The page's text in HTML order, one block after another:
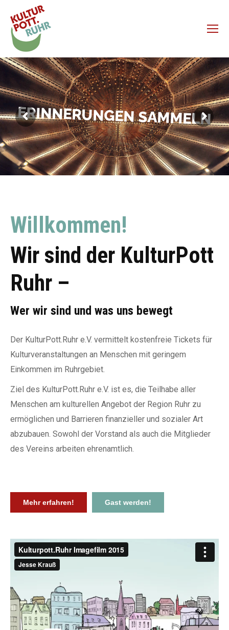
ERINNERUNGEN SAMMELN
Willkommen!
Wir sind der KulturPott
Ruhr –
Wer wir sind und was uns bewegt
Der KulturPott.Ruhr e.V. vermittelt kostenfreie Tickets für
Kulturveranstaltungen an Menschen mit geringem
Einkommen im Ruhrgebiet.
Ziel des KulturPott.Ruhr e.V. ist es, die Teilhabe aller
Menschen am kulturellen Angebot der Region Ruhr zu
ermöglichen und Barrieren finanzieller und sozialer Art
abzubauen. Sowohl der Vorstand als auch die Mitglieder
des Vereins arbeiten ehrenamtlich.
Mehr erfahren! Gast werden!